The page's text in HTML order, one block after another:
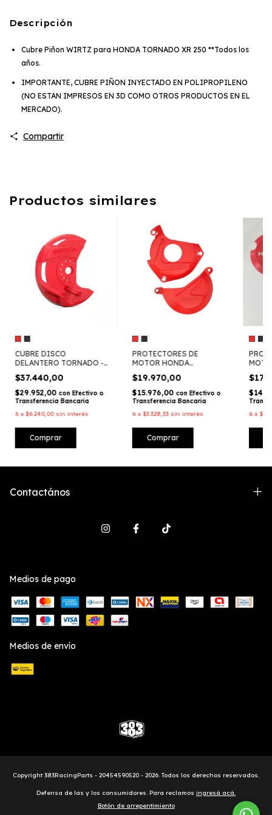
Descripción
Cubre Piñon WIRTZ para HONDA TORNADO XR 250 **Todos los
años.
IMPORTANTE, CUBRE PIÑON INYECTADO EN POLIPROPILENO
(NO ESTAN IMPRESOS EN 3D COMO OTROS PRODUCTOS EN EL
MERCADO).
Compartir
Productos similares
CUBRE DISCO
DELANTERO TORNADO -
$37.440,00
$29.952,00 con Efectivo o
Transferencia Bancaria
6 x$6.240,00 sin interés
Comprar
PROTECTORES DE
MOTOR HONDA
$19.970,00
$15.976,00 con Efectivo o
Transferencia Bancaria
6 x$3.328,33 sin interés
Comprar
6 x
Contactános
Medios de pago
Medios de envío
Copyright 383RacingParts - 20454590520 - 2026. Todos los derechos reservados.
Defensa de las y los consumidores. Para reclamos ingresá acá.
Botón de arrepentimiento